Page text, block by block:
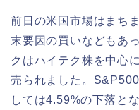
前日の米国市場はまち
末要因の買いなどもあ
クはハイテク株を中心
売られました。
しては4.59%の下落と